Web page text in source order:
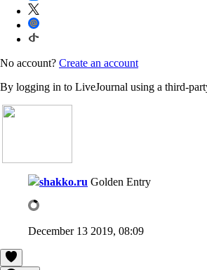
No account? Create an account
By logging in to LiveJournal using a third-
shakko.ru Golden Entry
December 13 2019, 08:09